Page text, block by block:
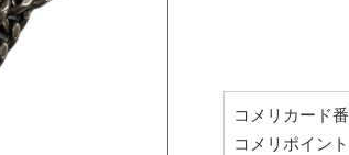
コメリカード
コメリポイント